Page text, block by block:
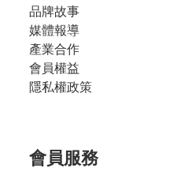
品牌故事
媒體報導
產業合作
會員權益
隱私權政策
會員服務